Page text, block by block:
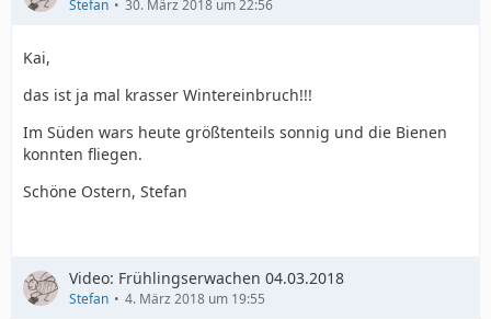
Stefan 30. März 2018 um 22:56
Kai,
das ist ja mal krasser Wintereinbruch!!!
Im Süden wars heute größtenteils sonnig und die Bienen
konnten fliegen.
Schöne Ostern, Stefan
Video: Frühlingserwachen 04.03.2018
Stefan 4. März 2018 um 19:55